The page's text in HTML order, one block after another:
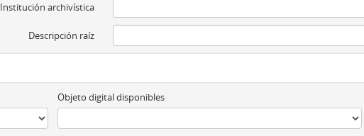
Institución archivística
Descripción raíz
Objeto digital disponibles